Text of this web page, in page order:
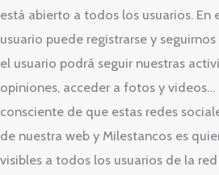
está abierto a todos los usuarios. En
usuario puede registrarse y
el usuario podrá seguir nuestras
opiniones, acceder a fotos y videos…
consciente de que estas redes
de nuestra web y Milestancos es
visibles a todos los usuarios de la